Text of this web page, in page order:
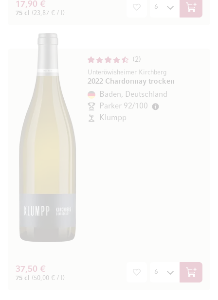
17,90 €
75 cl (23,87 € / l) In den
2
Unteröwisheimer Kirchberg
2022 Chardonnay trocken
Baden, Deutschland
Parker 92/100
Klumpp
37,50 €
75 cl (50,00 € / l) In den